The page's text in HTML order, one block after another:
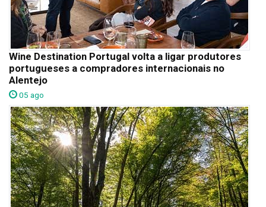
Wine Destination Portugal volta a ligar produtores
portugueses a compradores internacionais no
Alentejo
05 ago